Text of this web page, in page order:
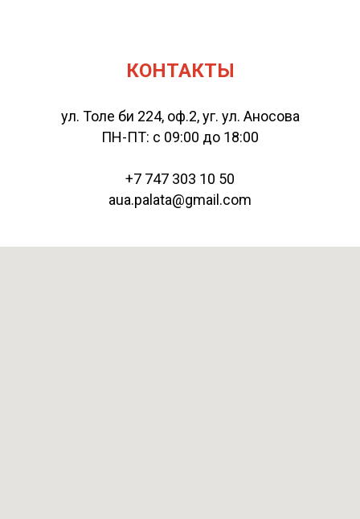
КОНТАКТЫ
ул. Толе би 224, оф.2, уг. ул. Аносова
ПН-ПТ: с 09:00 до 18:00
+7 747 303 10 50
aua.palata@gmail.com